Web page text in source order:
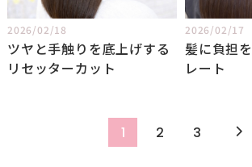
2026/02/18
ツヤと手触りを底上げする
リセッターカット
2026/02/17
髪に負担
レート
1 2 3